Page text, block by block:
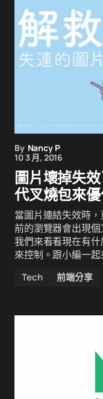
By Nancy P
10 3 月, 2016
圖片壞掉失
代叉燒包來
當圖片連結失效時
前的瀏覽器會出現
我們來看看現在有
來控制。跟小編一
Tech 前端分享